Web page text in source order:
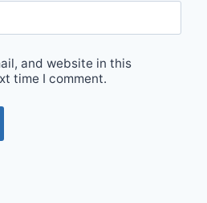
and website in this
time I comment.